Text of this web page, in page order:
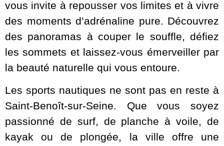
vous invite à repousser vos limites et à vivre
des moments d’adrénaline pure. Découvrez
des panoramas à couper le souffle, défiez
les sommets et laissez-vous émerveiller par
la beauté naturelle qui vous entoure.
Les sports nautiques ne sont pas en reste à
Saint-Benoît-sur-Seine. Que vous soyez
passionné de surf, de planche à voile, de
kayak ou de plongée, la ville offre une